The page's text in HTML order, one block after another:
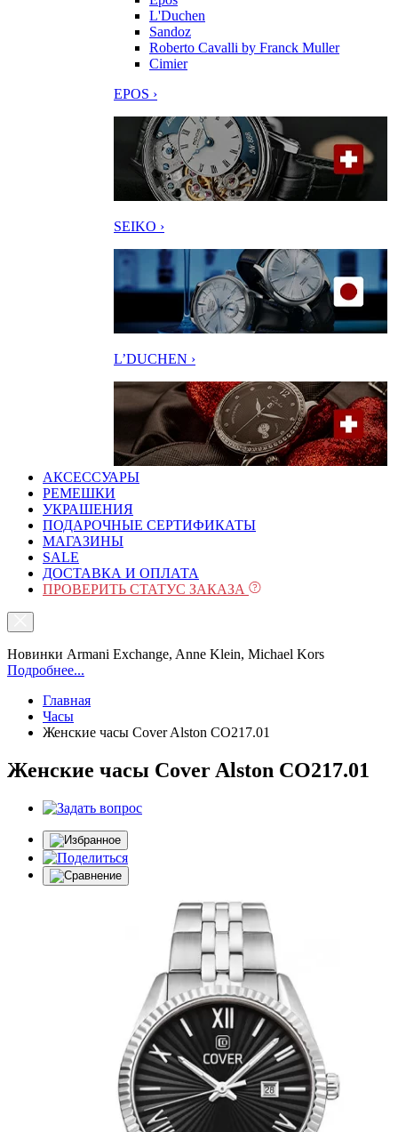
L'Duchen
Sandoz
Roberto Cavalli by Franck Muller
Cimier
EPOS ›
SEIKO ›
L’DUCHEN ›
АКСЕССУАРЫ
РЕМЕШКИ
УКРАШЕНИЯ
ПОДАРОЧНЫЕ СЕРТИФИКАТЫ
МАГАЗИНЫ
SALE
ДОСТАВКА И ОПЛАТА
ПРОВЕРИТЬ СТАТУС ЗАКАЗА
Новинки Armani Exchange, Anne Klein, Michael Kors
Подробнее...
Главная
Часы
Женские часы Cover Alston CO217.01
Женские часы Cover Alston CO217.01